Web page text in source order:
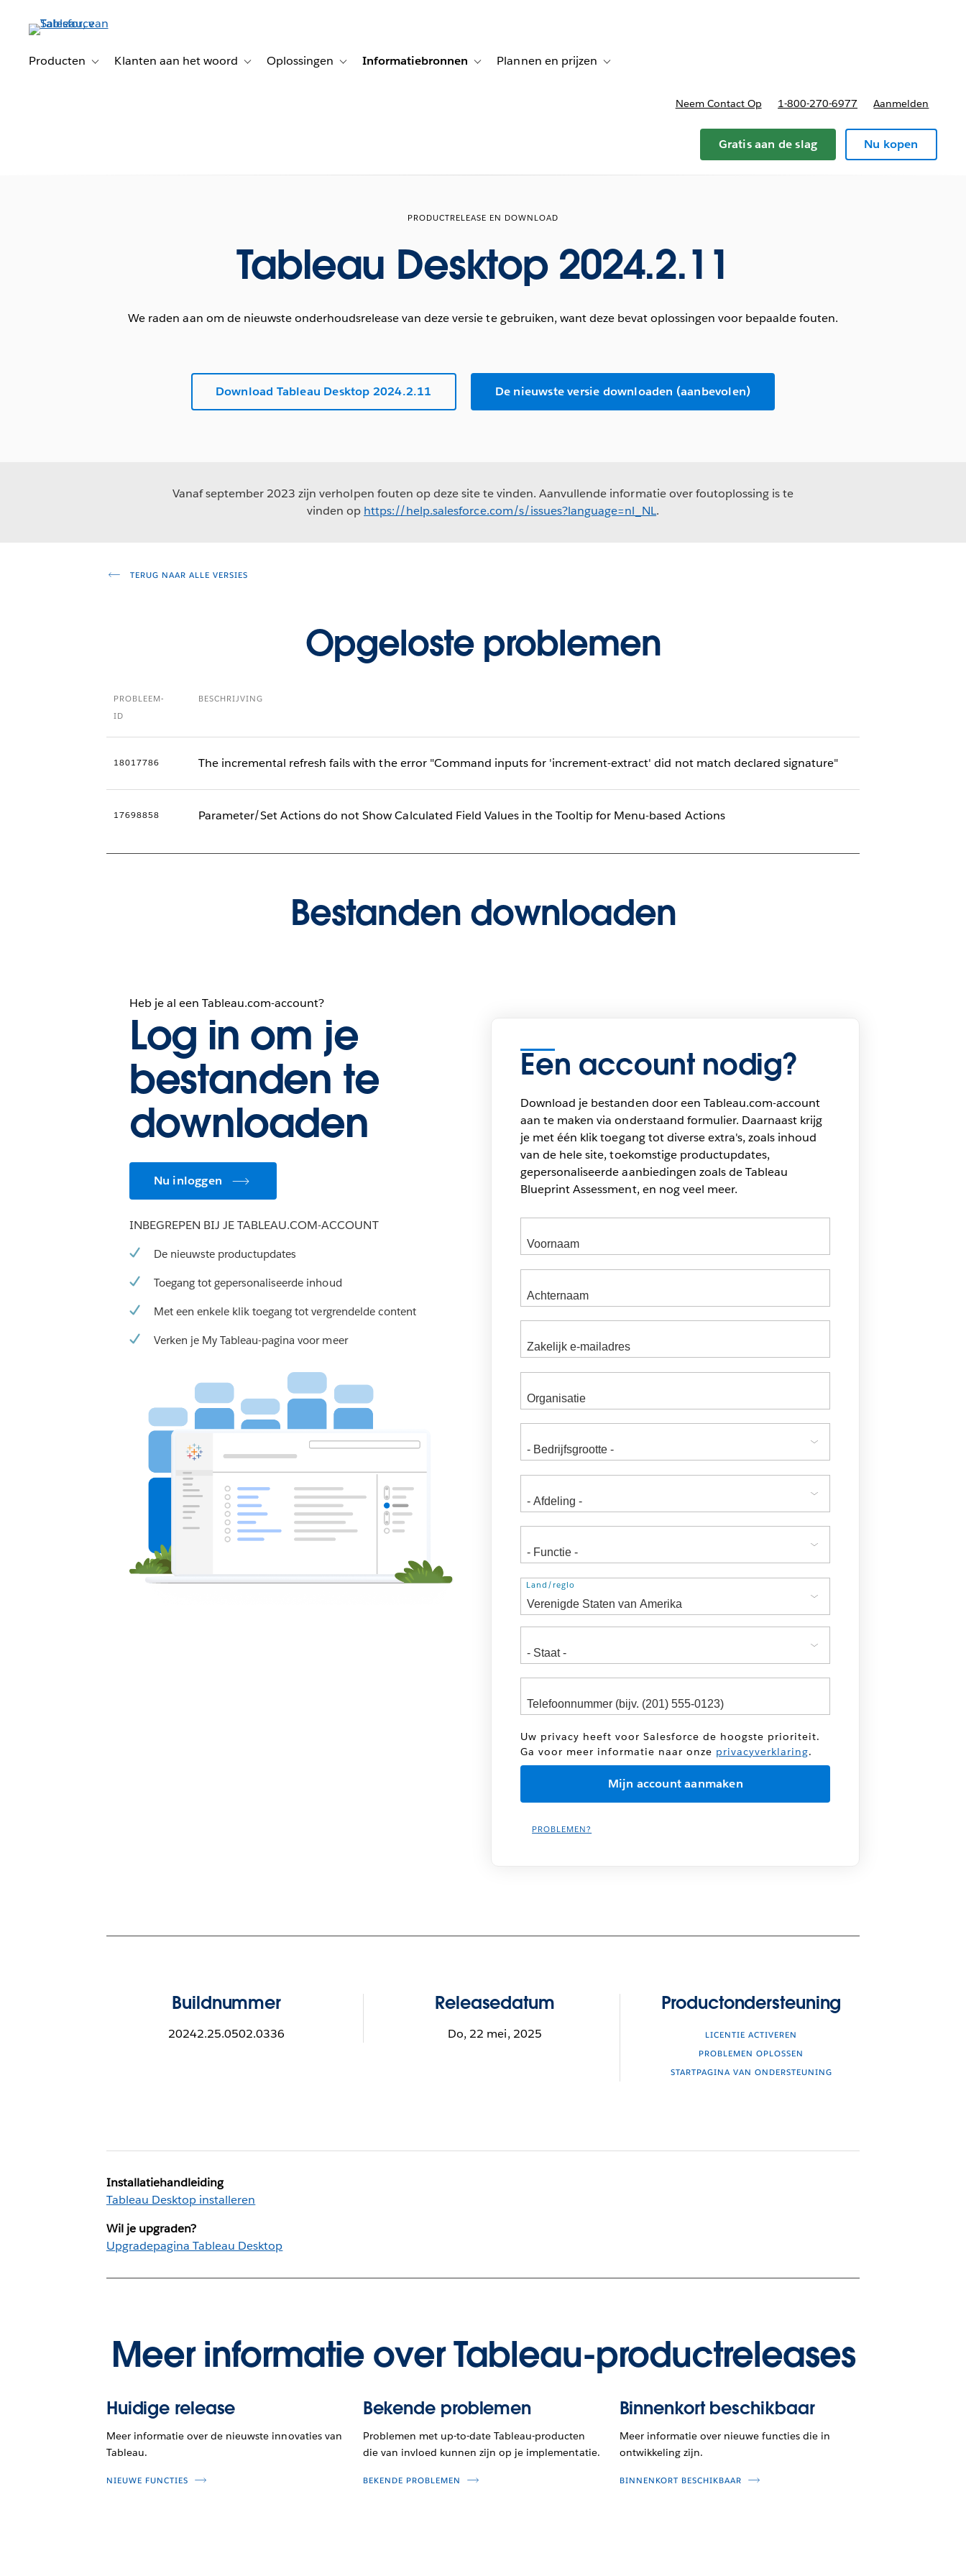
Producten
Toggle sub-navigation for Producten
Klanten aan het woord Toggle sub-navigation for Klanten aan het woord
Oplossingen Toggle sub-navigation for Oplossingen
Informatiebronnen Toggle sub-navigation for Informatiebronnen
Plannen en prijzen Toggle sub-navigation for Plannen en prijzen
Neem Contact Op 1-800-270-6977 Aanmelden
Gratis aan de slag Nu kopen
PRODUCTRELEASE EN DOWNLOAD
Tableau Desktop 2024.2.11
We raden aan om de nieuwste onderhoudsrelease van deze versie te gebruiken, want deze bevat oplossingen voor bepaalde fouten.
Download Tableau Desktop 2024.2.11 De nieuwste versie downloaden (aanbevolen)
Vanaf september 2023 zijn verholpen fouten op deze site te vinden. Aanvullende informatie over foutoplossing is te
vinden op https://help.salesforce.com/s/issues?language=nl_NL.
TERUG NAAR ALLE VERSIES
Opgeloste problemen
PROBLEEM-
ID
BESCHRIJVING
18017786 The incremental refresh fails with the error "Command inputs for 'increment-extract' did not match declared signature"
17698858 Parameter/Set Actions do not Show Calculated Field Values in the Tooltip for Menu-based Actions
Bestanden downloaden
Heb je al een Tableau.com-account?
Log in om je
bestanden te
downloaden
Nu inloggen
INBEGREPEN BIJ JE TABLEAU.COM-ACCOUNT
De nieuwste productupdates
Toegang tot gepersonaliseerde inhoud
Met een enkele klik toegang tot vergrendelde content
Verken je My Tableau-pagina voor meer
Een account nodig?
Download je bestanden door een Tableau.com-account
aan te maken via onderstaand formulier. Daarnaast krijg
je met één klik toegang tot diverse extra's, zoals inhoud
van de hele site, toekomstige productupdates,
gepersonaliseerde aanbiedingen zoals de Tableau
Blueprint Assessment, en nog veel meer.
Adres
Land/regio
Uw privacy heeft voor Salesforce de hoogste prioriteit.
Ga voor meer informatie naar onze privacyverklaring.
PROBLEMEN?
Buildnummer
20242.25.0502.0336
Releasedatum
Do, 22 mei, 2025
Productondersteuning
LICENTIE ACTIVEREN
PROBLEMEN OPLOSSEN
STARTPAGINA VAN ONDERSTEUNING
Installatiehandleiding
Tableau Desktop installeren
Wil je upgraden?
Upgradepagina Tableau Desktop
Meer informatie over Tableau-productreleases
Huidige release
Meer informatie over de nieuwste innovaties van
Tableau.
NIEUWE FUNCTIES
Bekende problemen
Problemen met up-to-date Tableau-producten
die van invloed kunnen zijn op je implementatie.
BEKENDE PROBLEMEN
Binnenkort beschikbaar
Meer informatie over nieuwe functies die in
ontwikkeling zijn.
BINNENKORT BESCHIKBAAR